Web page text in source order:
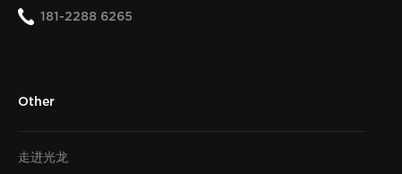
181-2288 6265
Other
走进光龙